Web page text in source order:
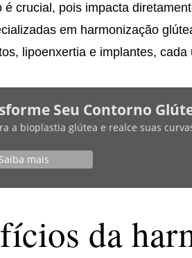
é crucial, pois impacta
em harmonização
lipoenxertia e implantes,
Seu Contorno
a bioplastia glútea e realce suas
Saiba mais
da